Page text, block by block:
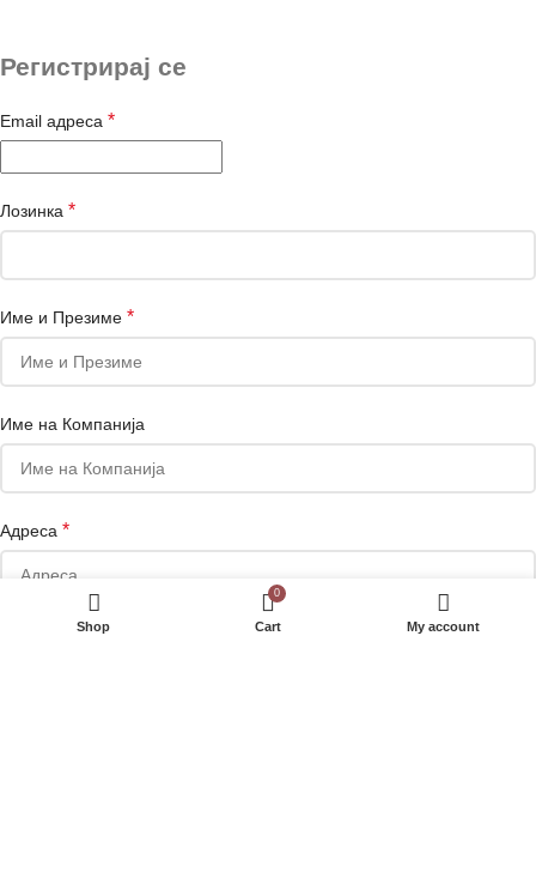
Регистрирај се
Email адреса *
Лозинка *
Име и Презиме *
Име на Компанија
Адреса *
Shop
0
Cart My account